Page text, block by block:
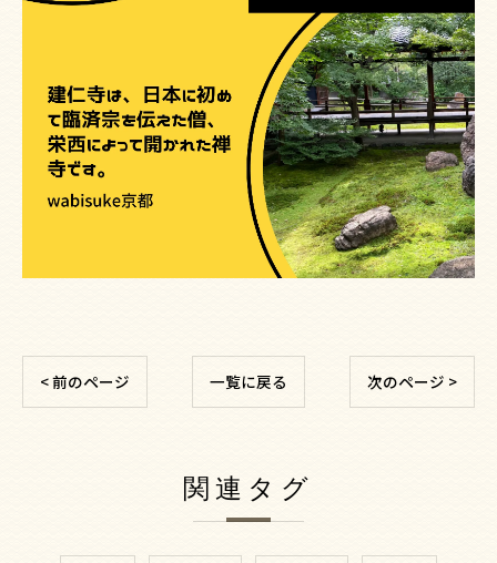
< 前のページ 一覧に戻る 次のページ >
関連タグ